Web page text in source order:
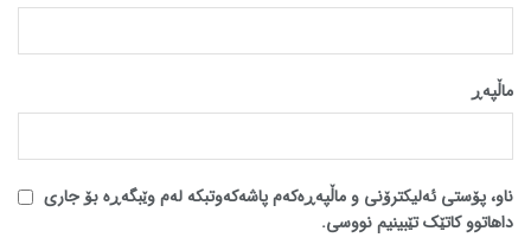
ماڵپه‌ڕ
ناو، پۆستی ئەلیکترۆنی و ماڵپەڕەکەم پاشەکەوتبکە لەم وێبگەڕە بۆ جاری
داهاتوو کاتێک تێبینیم نووسی.